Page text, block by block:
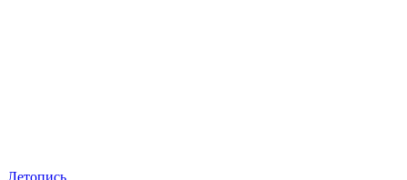
Летопись